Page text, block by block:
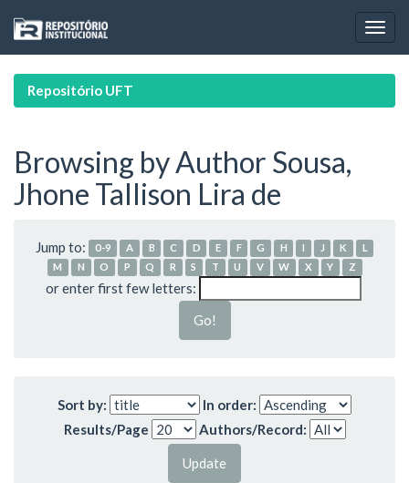
navigation
Repositório UFT
Browsing by Author Sousa,
Jhone Tallison Lira de
Jump to: 0-9 A B C D E F G H I J K
L
M
N O P Q R S T U V W X Y Z
or enter first few letters:
Sort by:
In order:
Results/Page
Authors/Record: